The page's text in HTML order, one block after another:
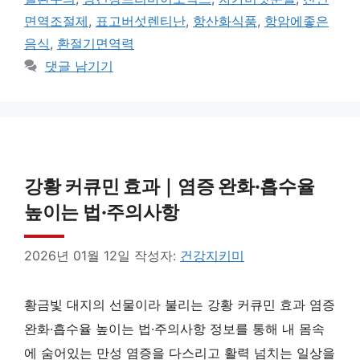
면역조절제, 표고버섯렌티난, 항산화식품, 항암에좋은
음식, 환절기면역력
댓글 남기기
강황 커큐민 효과｜염증 완화·흡수율
높이는 법·주의사항
2026년 01월 12일 작성자: 건강지키미
황금빛 대지의 선물이라 불리는 강황 커큐민 효과 염증
완화·흡수율 높이는 법·주의사항 정보를 통해 내 몸속
에 숨어있는 만성 염증을 다스리고 활력 넘치는 일상을